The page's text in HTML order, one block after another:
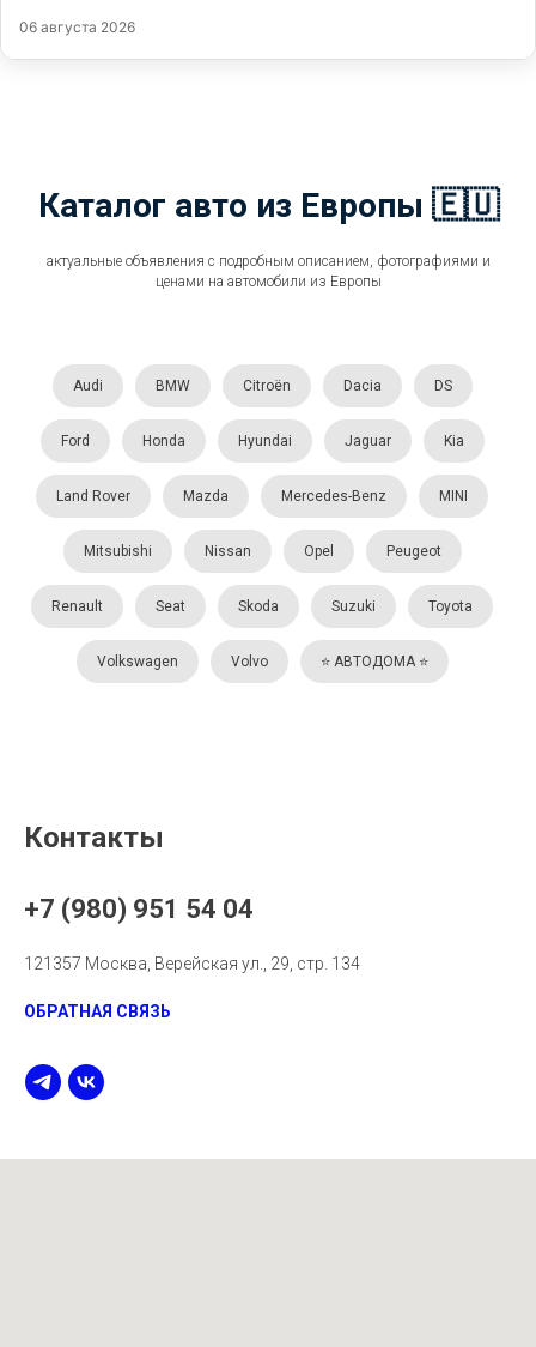
06 августа 2026
Каталог авто из Европы 🇪🇺
актуальные объявления с подробным описанием, фотографиями и
ценами на автомобили из Европы
Audi BMW Citroën Dacia DS
Ford Honda Hyundai Jaguar Kia
Land Rover Mazda Mercedes-Benz MINI
Mitsubishi Nissan Opel Peugeot
Renault Seat Skoda Suzuki Toyota
Volkswagen Volvo ⭐️ АВТОДОМА ⭐️
Контакты
+7 (980) 951 54 04
121357 Москва, Верейская ул., 29, стр. 134
ОБРАТНАЯ СВЯЗЬ